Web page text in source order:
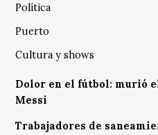
Política
Puerto
Cultura y shows
Dolor en el fútbol: murió
Messi
Trabajadores de